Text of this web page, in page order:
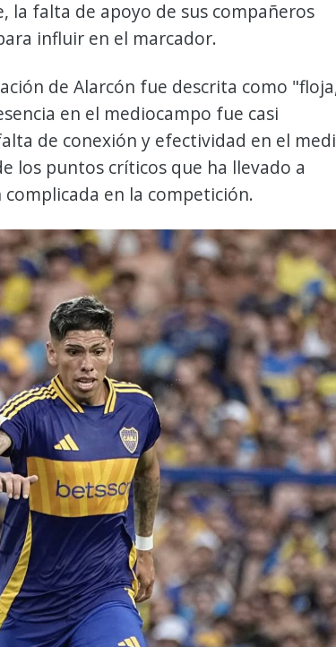
la falta de apoyo de sus compañeros
influir en el marcador.
de Alarcón fue descrita como
en el mediocampo fue casi
de conexión y efectividad en el
los puntos críticos que ha llevado a
complicada en la competición.